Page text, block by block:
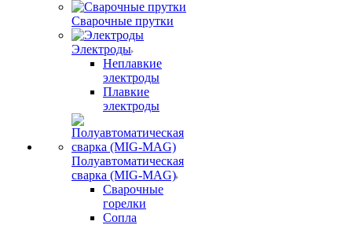
Сварочные прутки
Электроды
Неплавкие
электроды
Плавкие
электроды
Полуавтоматическая
сварка (MIG-MAG)
Сварочные
горелки
Сопла